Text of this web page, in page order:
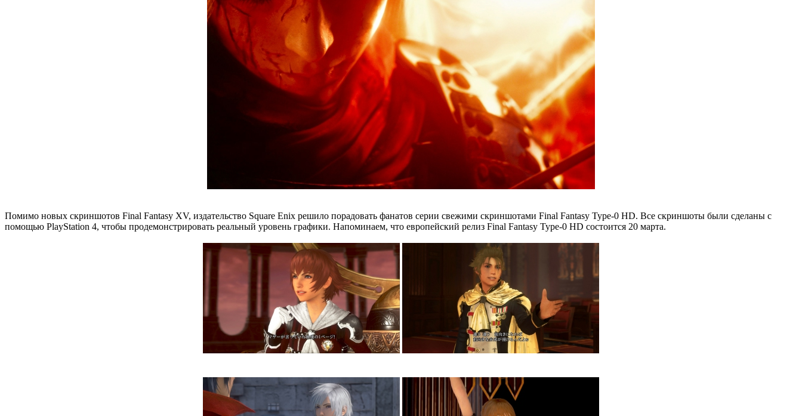
Помимо новых скриншотов Final Fantasy XV, издательство Square Enix решило порадовать фанатов серии свежими скриншотами Final Fantasy Type-0 HD. Все скриншоты были сделаны с
помощью PlayStation 4, чтобы продемонстрировать реальный уровень графики. Напоминаем, что европейский релиз Final Fantasy Type-0 HD состоится 20 марта.